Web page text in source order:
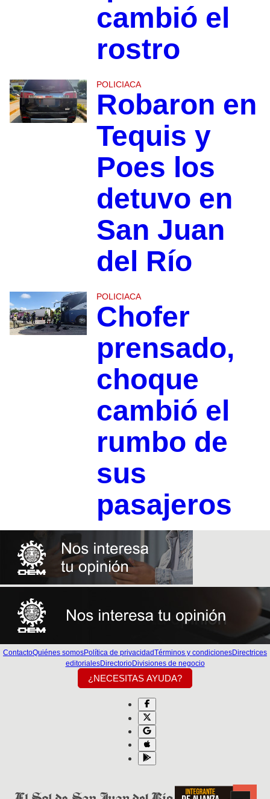
cambió el
rostro
POLICIACA
Robaron en
Tequis y
Poes los
detuvo en
San Juan
del Río
POLICIACA
Chofer
prensado,
choque
cambió el
rumbo de
sus
pasajeros
ContactoQuiénes somosPolítica de privacidadTérminos y condicionesDirectrices
editorialesDirectorioDivisiones de negocio
¿NECESITAS AYUDA?